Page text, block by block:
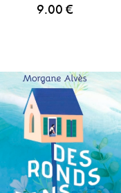
9.00 €